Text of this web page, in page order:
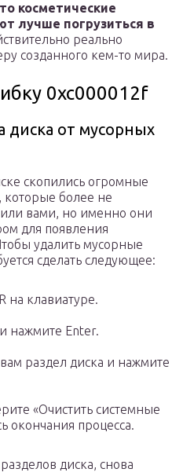
косметические
лучше погрузиться в
реально
созданного кем-то мира.
0xc000012f
от мусорных
скопились огромные
более не
или вами, но именно они
для появления
удалить мусорные
сделать следующее:
на клавиатуре.
нажмите Enter.
раздел диска и нажмите
«Очистить системные
окончания процесса.
диска, снова